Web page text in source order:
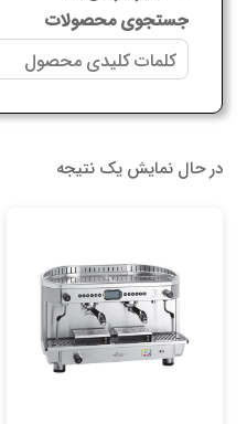
جستجوی محصولات
در حال نمایش یک نتیجه